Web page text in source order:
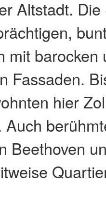
Altstadt.
mit barocken
Fassaden.
hier
Auch
Beethoven